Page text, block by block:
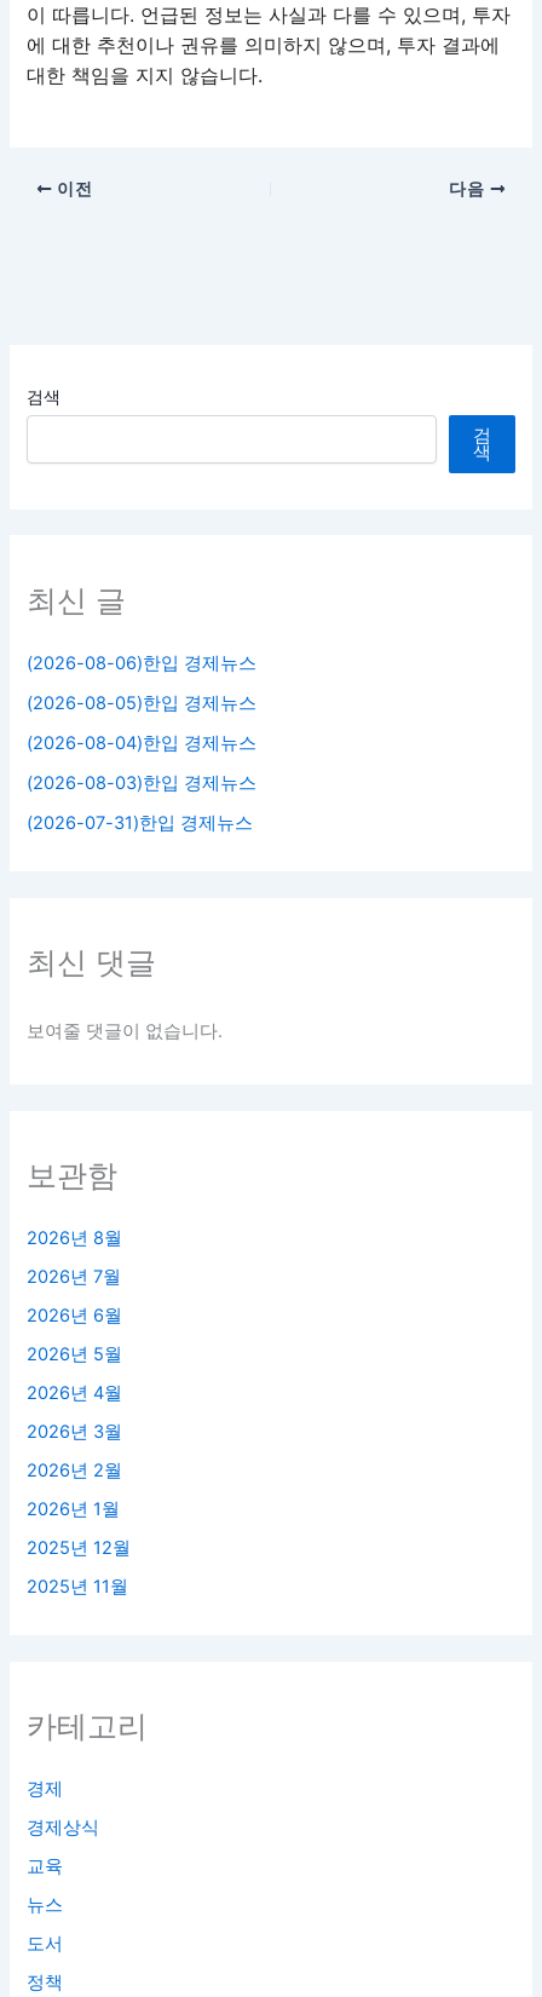
검색
검
색
최신 글
(2026-08-06)한입 경제뉴스
(2026-08-05)한입 경제뉴스
(2026-08-04)한입 경제뉴스
(2026-08-03)한입 경제뉴스
(2026-07-31)한입 경제뉴스
최신 댓글
보여줄 댓글이 없습니다.
보관함
2026년 8월
2026년 7월
2026년 6월
2026년 5월
2026년 4월
2026년 3월
2026년 2월
2026년 1월
2025년 12월
2025년 11월
카테고리
경제
경제상식
교육
뉴스
도서
정책
이 따릅니다. 언급된 정보는 사실과 다를 수 있으며, 투자
에 대한 추천이나 권유를 의미하지 않으며, 투자 결과에
대한 책임을 지지 않습니다.
이전 다음